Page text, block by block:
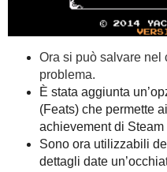
Ora si può salvare nel
problema.
È stata aggiunta
(Feats) che permette
achievement di
Sono ora utilizzabili
dettagli date